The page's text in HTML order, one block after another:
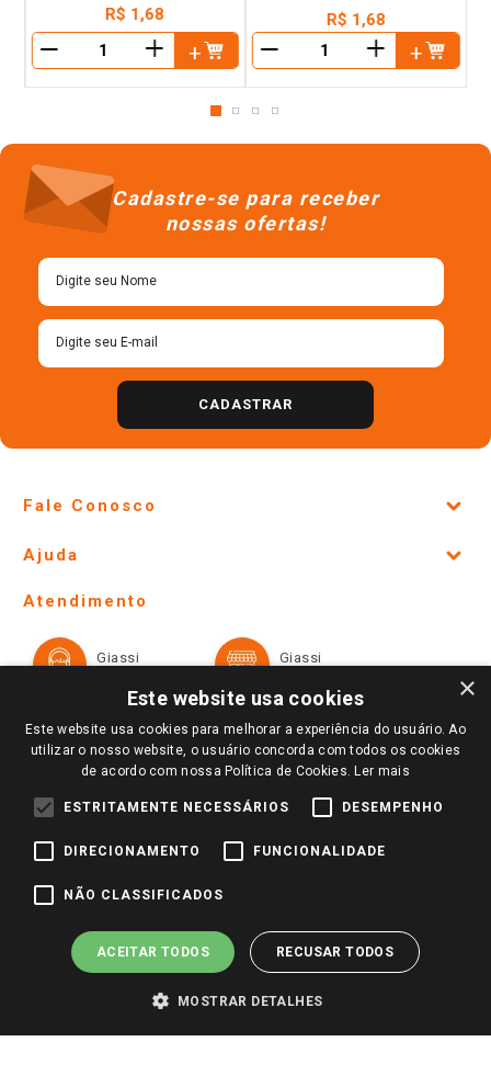
R$ 1,68
＋
R$ 1,68
＋
Cadastre-se para receber
nossas ofertas!
CADASTRAR
Fale Conosco
Lojas Físicas e Horários
Ofertas
Televendas
Notícias
Perguntas frequentes
Identidade Visual
Ajuda
Formas de Pagamento
Trocas e Devoluções
Atendimento
Giassi
Giassi
Redes Sociais
Pagamento e Segurança
×
Este website usa cookies
Este website usa cookies para melhorar a experiência do usuário. Ao
utilizar o nosso website, o usuário concorda com todos os cookies
de acordo com nossa Política de Cookies. Ler mais
ESTRITAMENTE NECESSÁRIOS DESEMPENHO
DIRECIONAMENTO FUNCIONALIDADE
NÃO CLASSIFICADOS
ACEITAR TODOS RECUSAR TODOS
MOSTRAR DETALHES